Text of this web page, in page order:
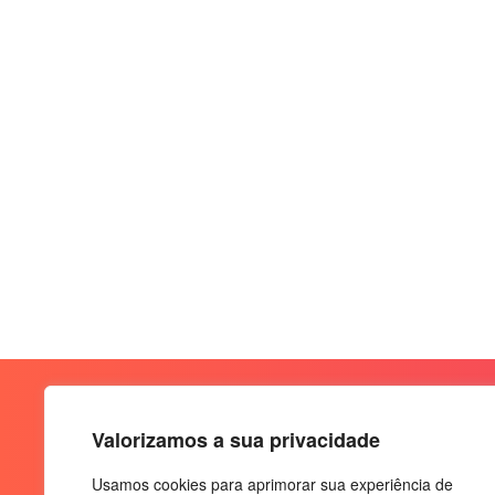
Valorizamos a sua privacidade
Usamos cookies para aprimorar sua experiência de